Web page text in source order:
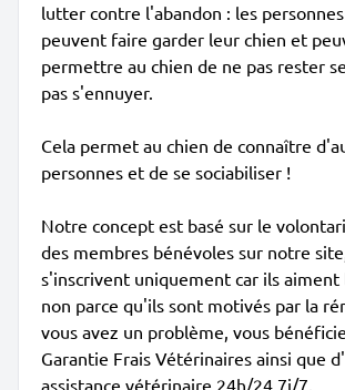
lutter contre l'abandon : les
peuvent faire garder leur chien et
permettre au chien de ne pas rester
pas s'ennuyer.
Cela permet au chien de connaître
personnes et de se sociabiliser !
Notre concept est basé sur le
des membres bénévoles sur notre
s'inscrivent uniquement car ils aiment
non parce qu'ils sont motivés par la
vous avez un problème, vous
Garantie Frais Vétérinaires ainsi que
assistance vétérinaire 24h/24 7j/7.